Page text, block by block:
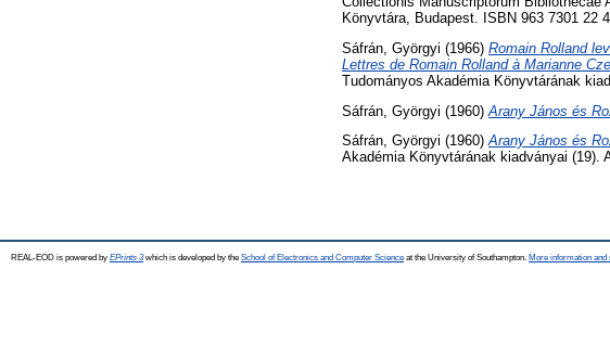
Könyvtára, Budapest. ISBN 963 7301 22 4
Sáfrán, Györgyi (1966) Romain Rolland
Lettres de Romain Rolland à Marianne
Tudományos Akadémia Könyvtárának
Sáfrán, Györgyi (1960) Arany János és
Sáfrán, Györgyi (1960)Arany János és
Akadémia Könyvtárának kiadványai (19).
REAL-EOD is powered by EPrints 3which is developed by the School of Electronics and Computer Science at the University of Southampton. More information and